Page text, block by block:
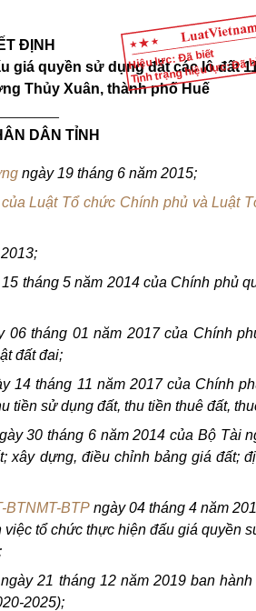
Hiệu lực: Đã biết
Tình trạng hiệu lực: Đã
ĐỊNH
giá quyền sử dụng đất các lô đất
Thủy Xuân, thành phố Huế
DÂN TỈNH
ngày 19 tháng 6 năm 2015;
Luật Tổ chức Chính phủ và Luật
tháng 5 năm 2014 của Chính phủ
06 tháng 01 năm 2017 của Chính
đất đai;
14 tháng 11 năm 2017 của Chính
tiền sử dụng đất, thu tiền thuê đất,
30 tháng 6 năm 2014 của Bộ Tài
xây dựng, điều chỉnh bảng giá đất;
BTNMT-BTPngày 04 tháng 4 năm
tổ chức thực hiện đấu giá quyền
ngày 21 tháng 12 năm 2019 ban
2025);